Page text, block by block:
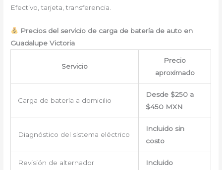
Efectivo, tarjeta, transferencia.
Precios del servicio de carga de batería de auto en
Guadalupe Victoria
Servicio
Precio
aproximado
Carga de batería a domicilio
Desde $250 a
$450 MXN
Diagnóstico del sistema eléctrico
Incluido sin
costo
Revisión de alternador Incluido